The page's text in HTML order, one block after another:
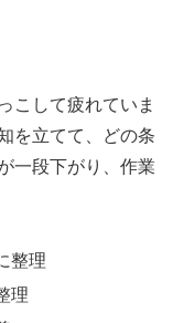
こして疲れていま
を立てて、どの条
一段下がり、作業
整理
理